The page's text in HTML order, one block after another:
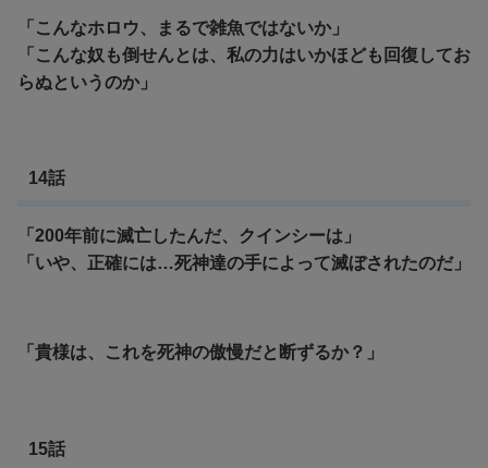
「こんなホロウ、まるで雑魚ではないか」
「こんな奴も倒せんとは、私の力はいかほども回復してお
らぬというのか」
14話
「200年前に滅亡したんだ、クインシーは」
「いや、正確には…死神達の手によって滅ぼされたのだ」
「貴様は、これを死神の傲慢だと断ずるか？」
15話